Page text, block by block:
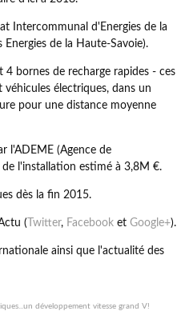
Intercommunal d'Energies de la
Energies de la Haute-Savoie).
4 bornes de recharge rapides - ces
électriques, dans un
pour une distance moyenne
l'ADEME (Agence de
l'installation estimé à 3,8M €.
dès la fin 2015.
( Twitter, Facebook et Google+).
ainsi que l'actualité des